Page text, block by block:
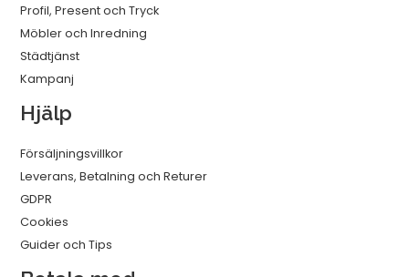
Profil, Present och Tryck
Möbler och Inredning
Städtjänst
Kampanj
Hjälp
Försäljningsvillkor
Leverans, Betalning och Returer
GDPR
Cookies
Guider och Tips